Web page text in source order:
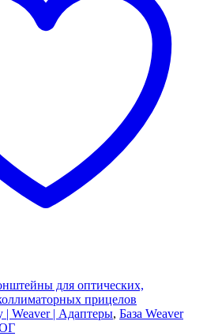
для оптических,
прицелов
| Weaver | Адаптеры, База Weaver